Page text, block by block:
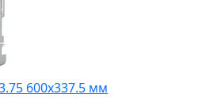
600х337.5 мм